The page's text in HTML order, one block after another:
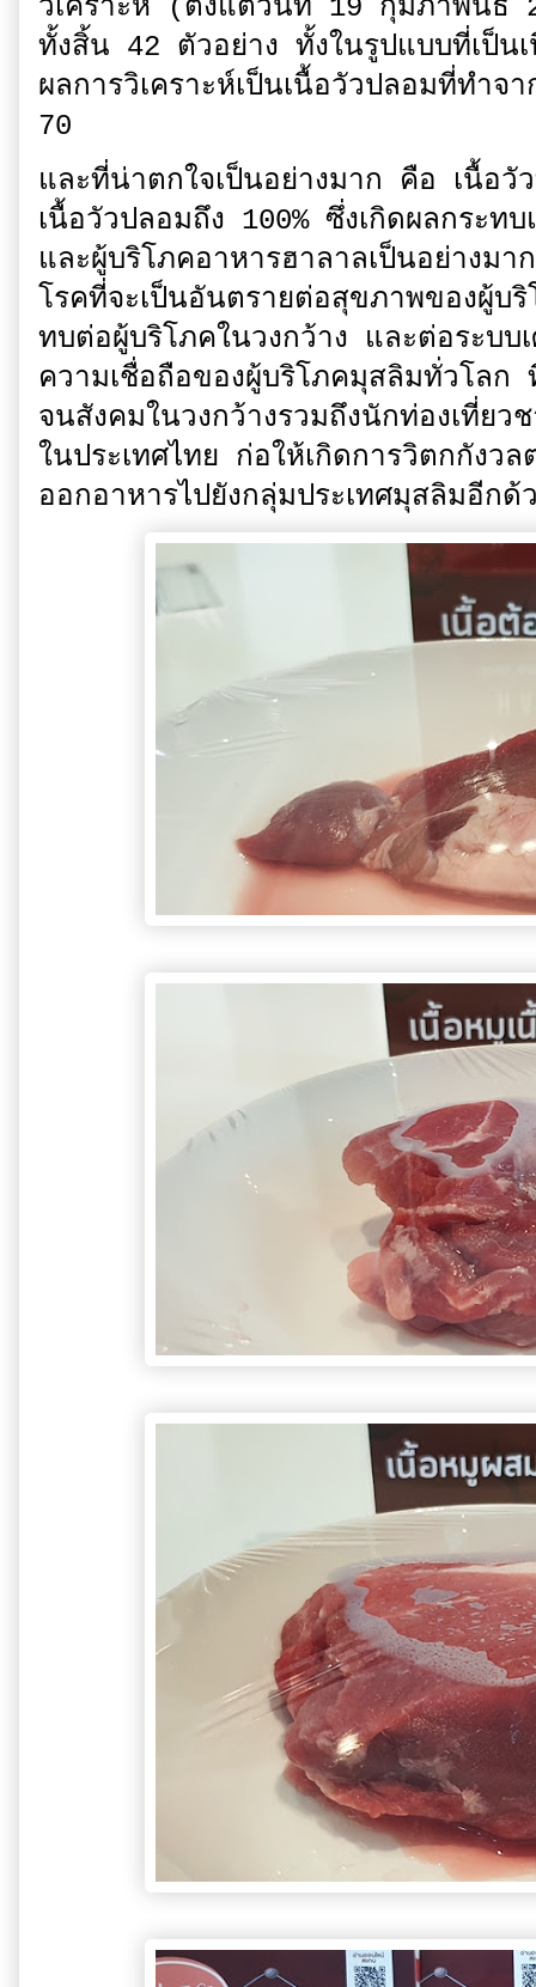
วิเคราะห์ (ตั้งแต่วันที่ 19 กุมภาพัน
ทั้งสิ้น 42 ตัวอย่าง ทั้งในรูปแบบที่เป็น
ผลการวิเคราะห์เป็นเนื้อวัวปลอมที่ทำจ
70
และที่น่าตกใจเป็นอย่างมาก คือ เนื้อวั
เนื้อวัวปลอมถึง 100% ซึ่งเกิดผลกระ
และผู้บริโภคอาหารฮาลาลเป็นอย่างมา
โรคที่จะเป็นอันตรายต่อสุขภาพของผู้บ
ทบต่อผู้บริโภคในวงกว้าง และต่อระบบ
ความเชื่อถือของผู้บริโภคมุสลิมทั่วโล
จนสังคมในวงกว้างรวมถึงนักท่องเที่ยว
ในประเทศไทย ก่อให้เกิดการวิตกกังว
ออกอาหารไปยังกลุ่มประเทศมุสลิมอีกด้